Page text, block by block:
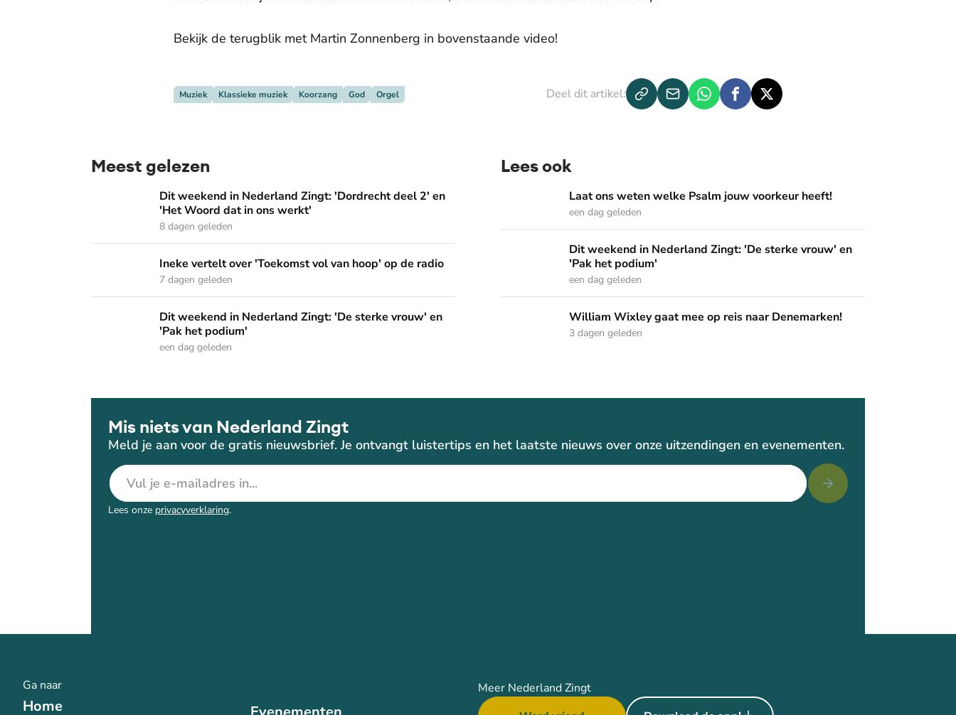
Bekijk de terugblik met Martin Zonnenberg in bovenstaande video!
Muziek Klassieke muziek Koorzang God Orgel Deel dit artikel:
Meest gelezen
Dit weekend in Nederland Zingt: 'Dordrecht deel 2' en 'Het Woord dat in ons werkt'
Dit weekend in Nederland Zingt: 'Dordrecht deel 2' en
'Het Woord dat in ons werkt'
8 dagen geleden
Ineke vertelt over 'Toekomst vol van hoop' op de radio
Ineke vertelt over 'Toekomst vol van hoop' op de radio
7 dagen geleden
Dit weekend in Nederland Zingt: 'De sterke vrouw' en 'Pak het podium'
Dit weekend in Nederland Zingt: 'De sterke vrouw' en
'Pak het podium'
een dag geleden
Lees ook
Laat ons weten welke Psalm jouw voorkeur heeft!
Laat ons weten welke Psalm jouw voorkeur heeft!
een dag geleden
Dit weekend in Nederland Zingt: 'De sterke vrouw' en 'Pak het podium'
Dit weekend in Nederland Zingt: 'De sterke vrouw' en
'Pak het podium'
een dag geleden
William Wixley gaat mee op reis naar Denemarken!
William Wixley gaat mee op reis naar Denemarken!
3 dagen geleden
Mis niets van Nederland Zingt
Meld je aan voor de gratis nieuwsbrief. Je ontvangt luistertips en het laatste nieuws over onze uitzendingen en evenementen.
E-mailadres
Lees onze privacyverklaring.
Ga naar
Home
Meer Nederland Zingt